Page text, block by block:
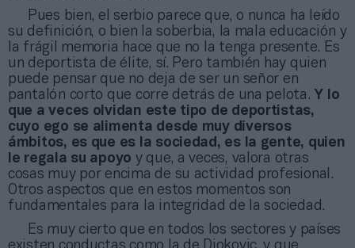
Pues bien, el serbio parece que, o nunca ha leído
su definición, o bien la soberbia, la mala educación y
la frágil memoria hace que no la tenga presente. Es
un deportista de élite, sí. Pero también hay quien
puede pensar que no deja de ser un señor en
pantalón corto que corre detrás de una pelota. Y lo
que a veces olvidan este tipo de deportistas,
cuyo ego se alimenta desde muy diversos
ámbitos, es que es la sociedad, es la gente, quien
le regala su apoyo y que, a veces, valora otras
cosas muy por encima de su actividad profesional.
Otros aspectos que en estos momentos son
fundamentales para la integridad de la sociedad.
Es muy cierto que en todos los sectores y países